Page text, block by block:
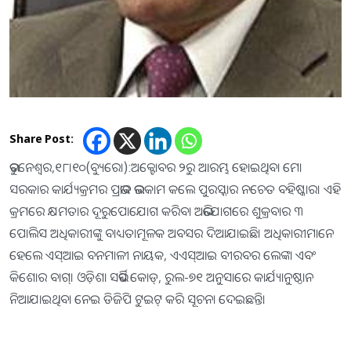
Share Post:
ଭୁବନେଶ୍ୱର,୧୮।୧୦(ବ୍ୟୁରୋ):ଅକ୍ଟୋବର ୨ରୁ ଆରମ୍ଭ ହୋଇଥିବା ମୋ
ସରକାର କାର୍ଯ୍ୟକ୍ରମର ପ୍ରଭାବ ଭଲକାମ କଲେ ପୁରସ୍କାର ନଚେତ ବହିଷ୍କାର। ଏହି
କ୍ରମରେ କ୍ଷମତାର ଦୂରୁପୋଯୋଗ କରିବା ଅଭିଯୋଗରେ ଶୁକ୍ରବାର ୩
ପୋଲିସ ଅଧିକାରୀଙ୍କୁ ବାଧ୍ୟତାମୂଳକ ଅବସର ଦିଆଯାଇଛି। ଅଧିକାରୀମାନେ
ହେଲେ ଏସ୍‌ଆଇ ବନମାଳୀ ନାୟକ, ଏଏସ୍‌ଆଇ ବୀରବର ଲେଙ୍କା ଏବଂ
କିଶୋର ବାଗ୍‌। ଓଡ଼ିଶା ସର୍ଭିସ କୋଡ୍‌, ରୁଲ-୭୧ ଅନୁସାରେ କାର୍ଯ୍ୟାନୁଷ୍ଠାନ
ନିଆଯାଇଥିବା ନେଇ ଡିଜିପି ଟୁଇଟ୍‌ କରି ସୂଚନା ଦେଇଛନ୍ତି।